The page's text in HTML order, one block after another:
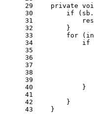
29
30
31
32
33
34
35
36
37
38
39
40
41
42
43
private
if
        }
for (
if
            }
        }
    }